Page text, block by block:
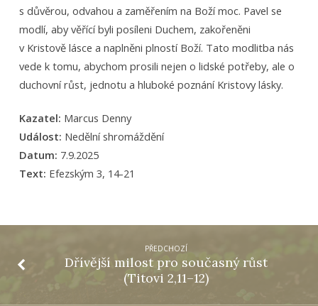
s důvěrou, odvahou a zaměřením na Boží moc. Pavel se
modlí, aby věřící byli posíleni Duchem, zakořeněni
v Kristově lásce a naplněni plností Boží. Tato modlitba nás
vede k tomu, abychom prosili nejen o lidské potřeby, ale o
duchovní růst, jednotu a hluboké poznání Kristovy lásky.
Kazatel: Marcus Denny
Událost: Nedělní shromáždění
Datum: 7.9.2025
Text: Efezským 3, 14-21
PŘEDCHOZÍ
Dřívější milost pro současný růst
(Titovi 2,11–12)